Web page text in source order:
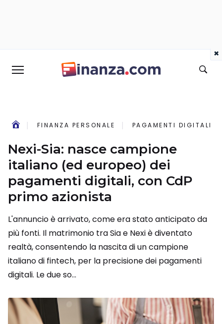
FINANZA PERSONALE PAGAMENTI DIGITALI
Nexi-Sia: nasce campione
italiano (ed europeo) dei
pagamenti digitali, con CdP
primo azionista
L'annuncio è arrivato, come era stato anticipato da
più fonti. Il matrimonio tra Sia e Nexi è diventato
realtà, consentendo la nascita di un campione
italiano di fintech, per la precisione dei pagamenti
digitali. Le due so...
×